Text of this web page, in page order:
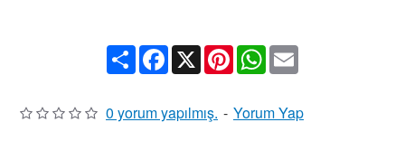
ShareFacebook
X PinterestWhatsApp
Email
0 yorum yapılmış. - Yorum Yap